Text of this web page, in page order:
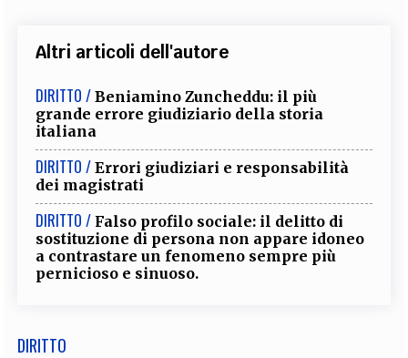
Altri articoli dell'autore
DIRITTO / Beniamino Zuncheddu: il più
grande errore giudiziario della storia
italiana
DIRITTO / Errori giudiziari e responsabilità
dei magistrati
DIRITTO / Falso profilo sociale: il delitto di
sostituzione di persona non appare idoneo
a contrastare un fenomeno sempre più
pernicioso e sinuoso.
DIRITTO